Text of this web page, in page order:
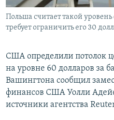
УКРАИНСКАЯ ПРОБЛЕМА КРЫМА
Все сайты RFE/RL
Польша считает такой
требует ограничить его 30
США определили потолок
на уровне 60 долларов за
Вашингтона сообщил
финансов США Уолли
источники агентства